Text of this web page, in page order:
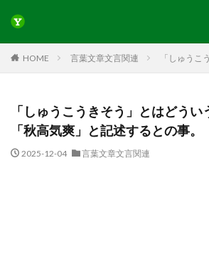
HOME 言葉文章文言関連 「しゅう
「しゅうこうきそう」とはどう
「秋高気爽」と記述するとの事。
2025-12-04 言葉文章文言関連